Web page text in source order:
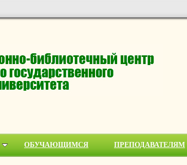
ОБУЧАЮЩИМСЯ ПРЕПОДАВАТЕЛЯМ